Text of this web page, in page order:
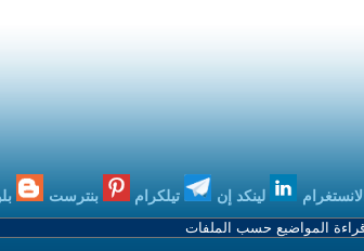
الانستغرام لينكد إن تيلكرام بنترست